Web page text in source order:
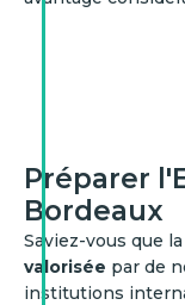
Préparer
Bordeaux
Saviez-vous que
valorisée par de
institutions